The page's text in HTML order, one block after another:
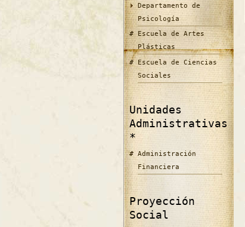
Departamento de
Psicología
Escuela de Artes
Plásticas
Escuela de Ciencias
Sociales
Unidades
Administrativas
*
Administración
Financiera
Proyección
Social